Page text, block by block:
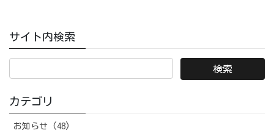
サイト内検索
カテゴリ
お知らせ (48)